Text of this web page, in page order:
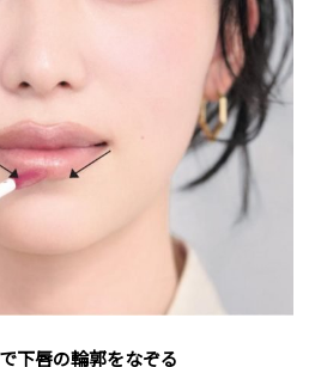
下唇の輪郭をなぞる